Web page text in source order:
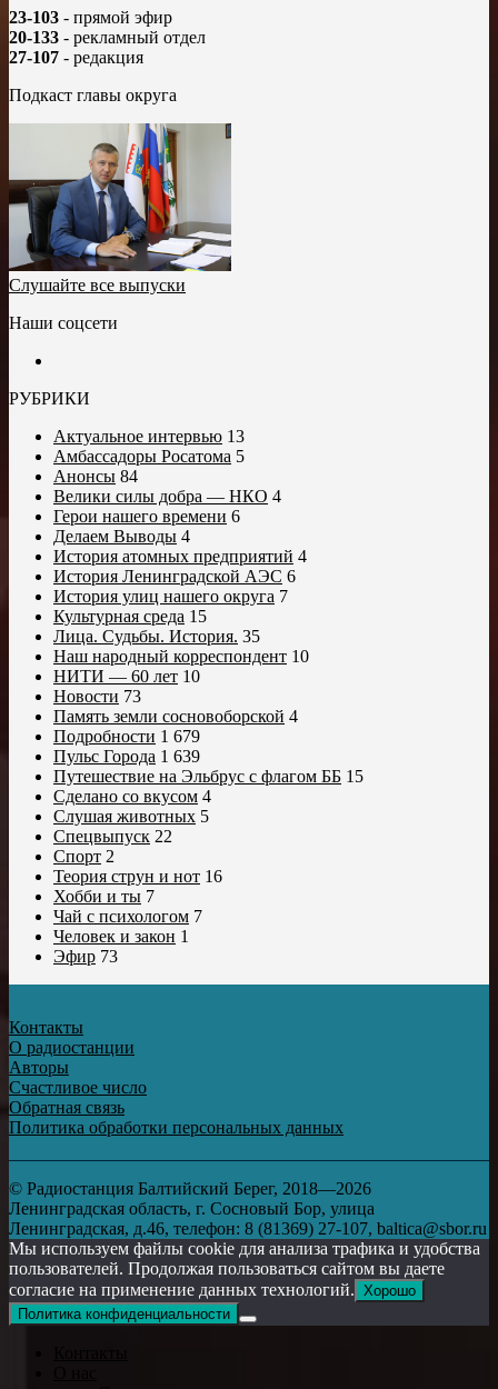
23-103 - прямой эфир
20-133 - рекламный отдел
27-107 - редакция
Подкаст главы округа
Слушайте все выпуски
Наши соцсети
РУБРИКИ
Актуальное интервью 13
Амбассадоры Росатома 5
Анонсы 84
Велики силы добра — НКО 4
Герои нашего времени 6
Делаем Выводы 4
История атомных предприятий 4
История Ленинградской АЭС 6
История улиц нашего округа 7
Культурная среда 15
Лица. Судьбы. История. 35
Наш народный корреспондент 10
НИТИ — 60 лет 10
Новости 73
Память земли сосновоборской 4
Подробности 1 679
Пульс Города 1 639
Путешествие на Эльбрус с флагом ББ 15
Сделано со вкусом 4
Слушая животных 5
Спецвыпуск 22
Спорт 2
Теория струн и нот 16
Хобби и ты 7
Чай с психологом 7
Человек и закон 1
Эфир 73
Контакты
О радиостанции
Авторы
Счастливое число
Обратная связь
Политика обработки персональных данных
© Радиостанция Балтийский Берег, 2018—2026
Ленинградская область, г. Сосновый Бор, улица
Ленинградская, д.46, телефон: 8 (81369) 27-107, baltica@sbor.ru
Мы используем файлы cookie для анализа трафика и удобства
пользователей. Продолжая пользоваться сайтом вы даете
согласие на применение данных технологий. Хорошо
Политика конфиденциальности